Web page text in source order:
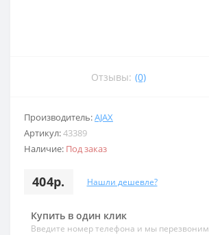
Отзывы: (0)
Производитель:AJAX
Артикул:43389
Наличие: Под заказ
404р. Нашли дешевле?
Купить в один клик
Введите номер телефона и мы перезвоним